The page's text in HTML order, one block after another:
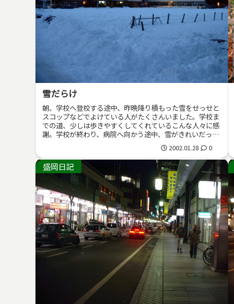
雪だらけ
朝、学校へ登校する途中、昨晩降り積もった雪をせっせと
スコップなどでよけている人がたくさんいました。学校ま
での道、少しは歩きやすくしてくれているこんな人々に感
謝。学校が終わり、病院へ向かう途中、雪がきれいだった
2002.01.28 0
盛岡日記